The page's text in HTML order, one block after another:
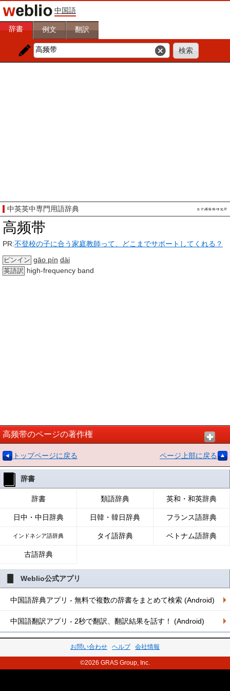
中国語
辞書 例文 翻訳
中英英中専門用語辞典
高频带
PR:不登校の子に合う家庭教師って、どこまでサポートしてくれる？
ピンイン gāo pín dài
英語訳 high-frequency band
高频带のページの著作権
トップページに戻る ページ上部に戻る
辞書
辞書 類語辞典 英和・和英辞典
日中・中日辞典 日韓・韓日辞典 フランス語辞典
インドネシア語辞典 タイ語辞典 ベトナム語辞典
古語辞典
Weblio公式アプリ
中国語辞典アプリ - 無料で複数の辞書をまとめて検索 (Android)
中国語翻訳アプリ - 2秒で翻訳、翻訳結果を話す！ (Android)
お問い合わせ ヘルプ 会社情報
©2026 GRAS Group, Inc.